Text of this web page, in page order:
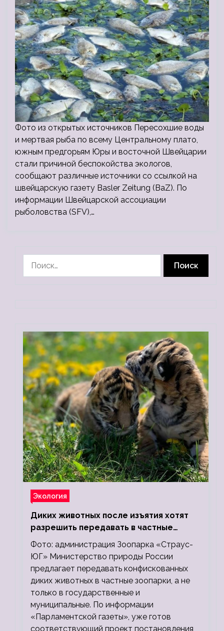
Фото из открытых источников Пересохшие воды
и мертвая рыба по всему Центральному плато,
южным предгорьям Юры и восточной Швейцарии
стали причиной беспокойства экологов,
сообщают различные источники со ссылкой на
швейцарскую газету Basler Zeitung (BaZ). По
информации Швейцарской ассоциации
рыболовства (SFV),…
Экология
Диких животных после изъятия хотят
разрешить передавать в частные
зоопарки
Фото: администрация Зоопарка «Страус-
ЮГ» Министерство природы России
предлагает передавать конфискованных
диких животных в частные зоопарки, а не
только в государственные и
муниципальные. По информации
«Парламентской газеты», уже готов
соответствующий проект постановления